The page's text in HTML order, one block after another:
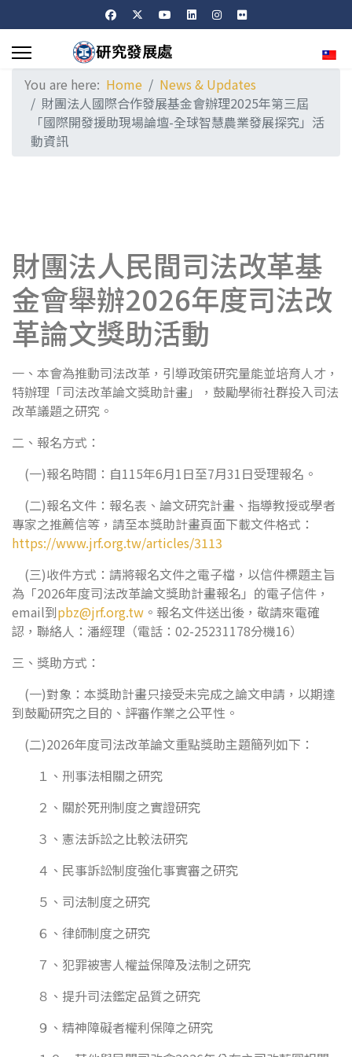
You are here: Home
News & Updates
財團法人國際合作發展基金會辦理2025年第三屆
「國際開發援助現場論壇-全球智慧農業發展探究」活
動資訊
財團法人民間司法改革基
金會舉辦2026年度司法改
革論文獎助活動
一、本會為推動司法改革，引導政策研究量能並培育人才，
特辦理「司法改革論文獎助計畫」，鼓勵學術社群投入司法
改革議題之研究。
二、報名方式：
(一)報名時間：自115年6月1日至7月31日受理報名。
(二)報名文件：報名表、論文研究計畫、指導教授或學者
專家之推薦信等，請至本獎助計畫頁面下載文件格式：
https://www.jrf.org.tw/articles/3113
(三)收件方式：請將報名文件之電子檔，以信件標題主旨
為「2026年度司法改革論文獎助計畫報名」的電子信件，
email到pbz@jrf.org.tw 。報名文件送出後，敬請來電確
認，聯絡人：潘經理（電話：02-25231178分機16）
三、獎助方式：
(一)對象：本獎助計畫只接受未完成之論文申請，以期達
到鼓勵研究之目的、評審作業之公平性。
(二)2026年度司法改革論文重點獎助主題簡列如下：
１、刑事法相關之研究
２、關於死刑制度之實證研究
３、憲法訴訟之比較法研究
４、民事訴訟制度強化事實審之研究
５、司法制度之研究
６、律師制度之研究
７、犯罪被害人權益保障及法制之研究
８、提升司法鑑定品質之研究
９、精神障礙者權利保障之研究